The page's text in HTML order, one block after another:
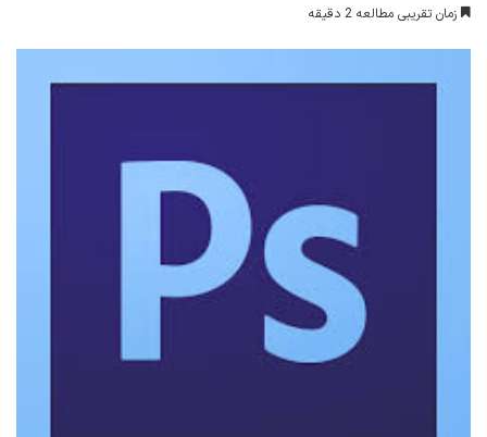
زمان تقریبی مطالعه 2 دقیقه